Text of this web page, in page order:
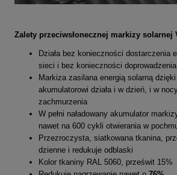
Zalety przeciwsłonecznej markizy solarnej
Działa bez konieczności dostarczenia
sieci i bez konieczności
Markiza zasilana energią solarną
akumulatorowi działa i w dzień, i w
zachmurzenia
W pełni naładowany akumulator
nawet na 600 cykli otwierania w
Przezroczysta, siatkowana tkanina,
dzienne i redukuje odblaski
Kolor tkaniny RAL 5060, prześwit 15%